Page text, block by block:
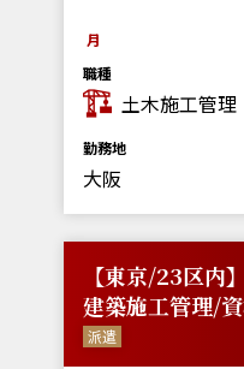
月
職種
土木施工管理
勤務地
大阪
【東京/23区内
建築施工管理/
派遣